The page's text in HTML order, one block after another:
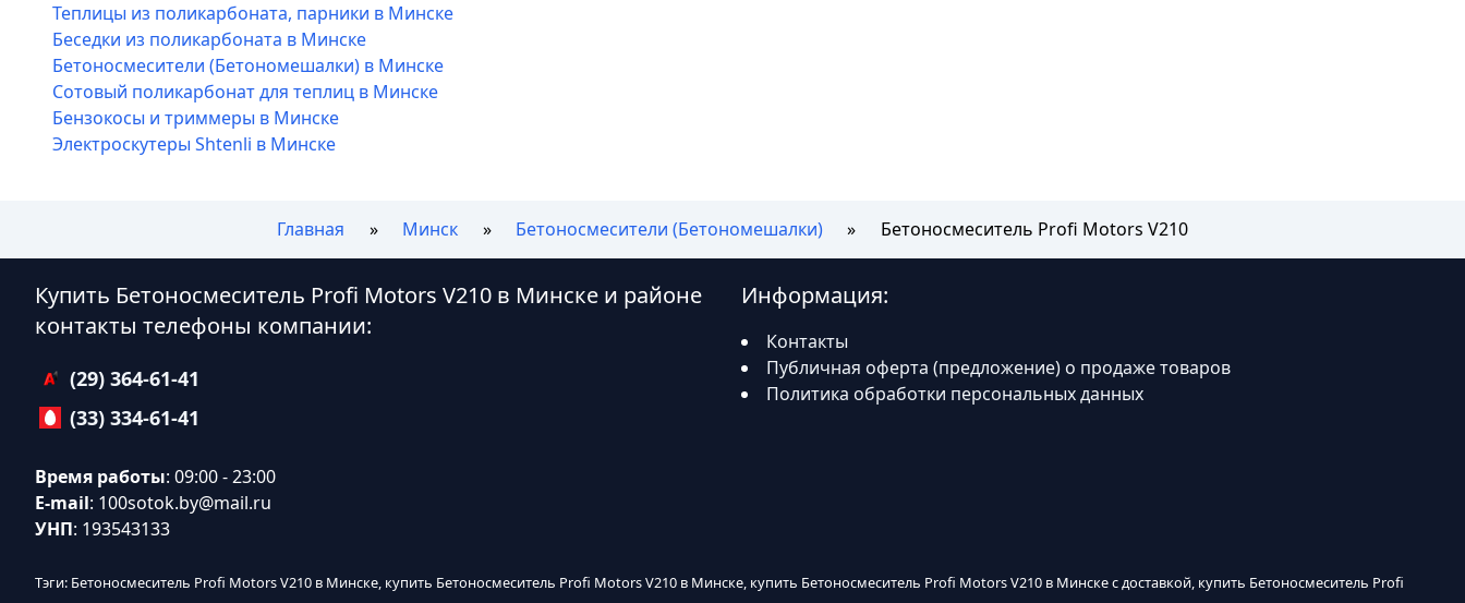
Теплицы из поликарбоната, парники в Минске
Беседки из поликарбоната в Минске
Бетоносмесители (Бетономешалки) в Минске
Сотовый поликарбонат для теплиц в Минске
Бензокосы и триммеры в Минске
Электроскутеры Shtenli в Минске
Главная Минск Бетоносмесители (Бетономешалки) Бетоносмеситель Profi Motors V210
Купить Бетоносмеситель Profi Motors V210 в Минске и районе
контакты телефоны компании:
(29) 364-61-41
(33) 334-61-41
Время работы: 09:00 - 23:00
E-mail: 100sotok.by@mail.ru
УНП: 193543133
Информация:
Контакты
Публичная оферта (предложение) о продаже товаров
Политика обработки персональных данных
Тэги: Бетоносмеситель Profi Motors V210 в Минске, купить Бетоносмеситель Profi Motors V210 в Минске, купить Бетоносмеситель Profi Motors V210 в Минске с доставкой, купить Бетоносмеситель Profi